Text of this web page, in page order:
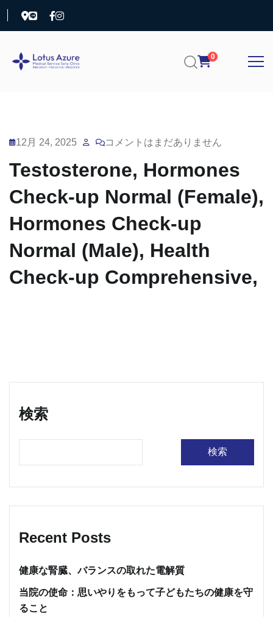
0
12月 24, 2025 コメントはまだありません
Testosterone, Hormones
Check-up Normal (Female),
Hormones Check-up
Normal (Male), Health
Check-up Comprehensive,
検索
検索
Recent Posts
健康な腎臓、バランスの取れた電解質
当院の使命：思いやりをもって子どもたちの健康を守
ること